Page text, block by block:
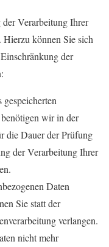
Verarbeitung Ihrer
Hierzu können Sie sich
der
wir in der
die Dauer der Prüfung
der Verarbeitung Ihrer
Daten
Sie statt der
verlangen.
nicht mehr